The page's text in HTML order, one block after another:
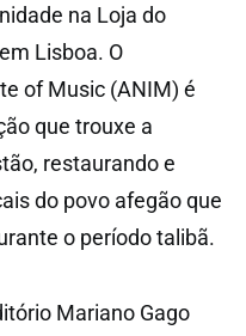
na Loja do
Lisboa. O
of Music (ANIM) é
que trouxe a
restaurando e
do povo afegão que
o período talibã.
Mariano Gago